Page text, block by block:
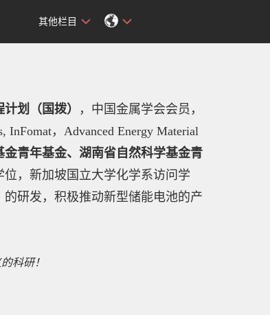
其他栏目
划（国拨）
，中国金属学会会员，
InFomat，Advanced Energy Material
金青年基金、湖南省自然科学基金青
位 ，新加坡国立大学化学系访问学
研发，积极推动新型储能电池的产
科研！